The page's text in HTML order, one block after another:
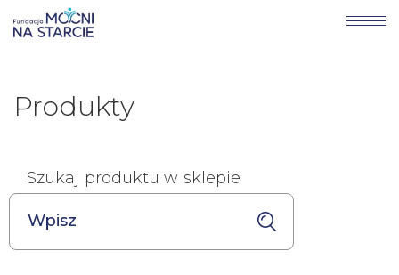
Produkty
Szukaj produktu w sklepie